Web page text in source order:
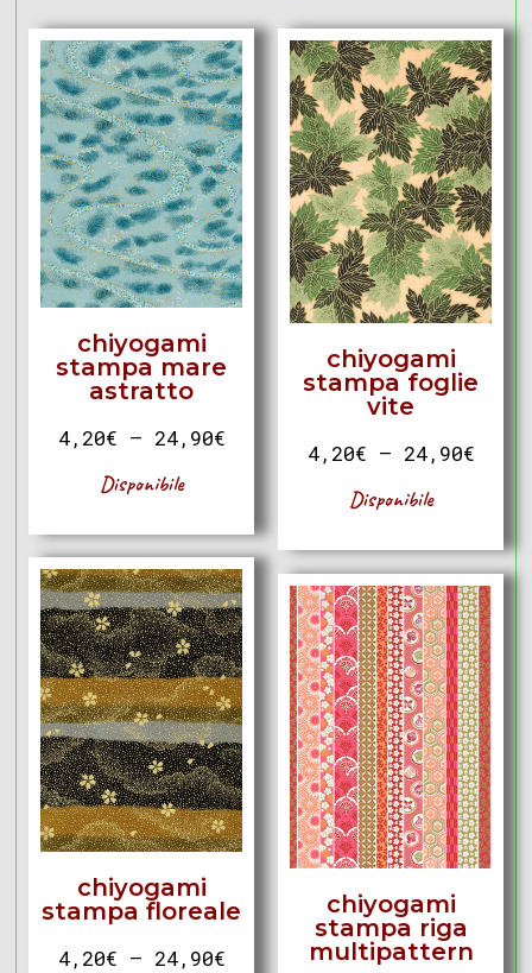
chiyogami
stampa mare
astratto
4,20€ – 24,90€
Disponibile
chiyogami
stampa foglie
vite
4,20€ – 24,90€
Disponibile
chiyogami
stampa floreale
4,20€ – 24,90€
chiyogami
stampa riga
multipattern